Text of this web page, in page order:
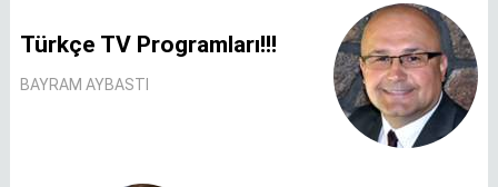
Türkçe TV Programları!!!
BAYRAM AYBASTI